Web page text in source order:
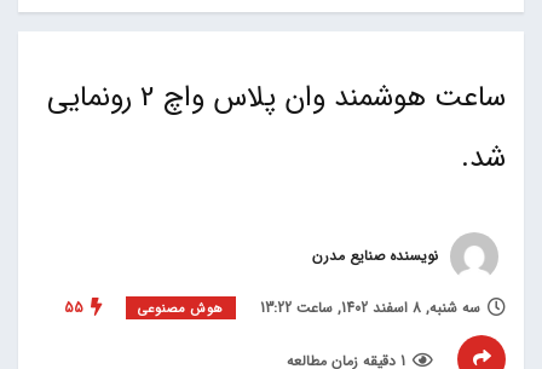
ساعت هوشمند وان پلاس واچ 2 رونمایی
شد.
نویسنده صنایع مدرن
سه شنبه, 8 اسفند 1402, ساعت 13:22 هوش مصنوعی 55
1 دقیقه زمان مطالعه